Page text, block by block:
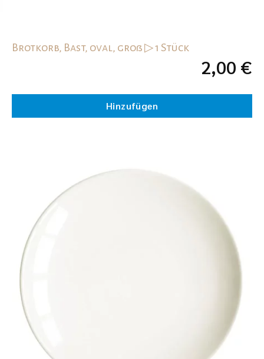
Brotkorb, Bast, oval, groß ▷ 1 Stück
2,00 €
Hinzufügen